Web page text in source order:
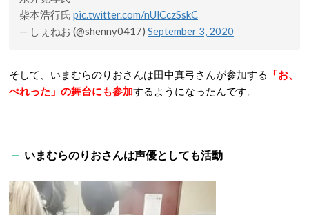
柴本浩行氏 pic.twitter.com/nUlCczSskC
— しぇねお (@shenny0417) September 3, 2020
そして、いまむらのりおさんは田中真弓さんが参加する
「お、
ぺれった」の舞台にも参加するようになったんです。
いまむらのりおさんは声優としても活動